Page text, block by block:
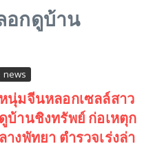
อกดูบ้าน
news
หนุ่มจีนหลอกเซลล์สาว
ดูบ้านชิงทรัพย์ ก่อเหตุก
ลางพัทยา ตำรวจเร่งล่า